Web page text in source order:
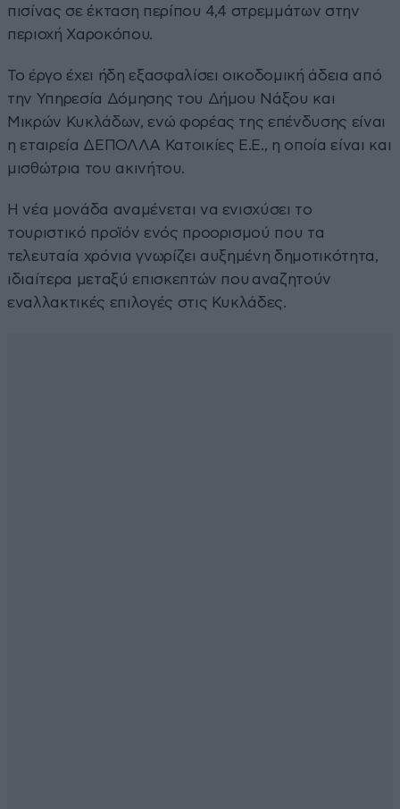
πισίνας σε έκταση περίπου 4,4 στρεμμάτων στην
περιοχή Χαροκόπου.
Το έργο έχει ήδη εξασφαλίσει οικοδομική άδεια από
την Υπηρεσία Δόμησης του Δήμου Νάξου και
Μικρών Κυκλάδων, ενώ φορέας της επένδυσης είναι
η εταιρεία ΔΕΠΟΛΛΑ Κατοικίες Ε.Ε., η οποία είναι και
μισθώτρια του ακινήτου.
Η νέα μονάδα αναμένεται να ενισχύσει το
τουριστικό προϊόν ενός προορισμού που τα
τελευταία χρόνια γνωρίζει αυξημένη δημοτικότητα,
ιδιαίτερα μεταξύ επισκεπτών που αναζητούν
εναλλακτικές επιλογές στις Κυκλάδες.